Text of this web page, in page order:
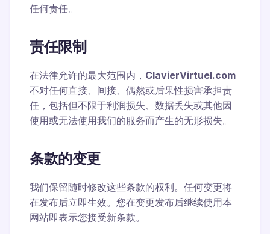
任何责任。
责任限制
在法律允许的最大范围内， ClavierVirtuel.com
不对任何直接、间接、偶然或后果性损害承担责
任，包括但不限于利润损失、数据丢失或其他因
使用或无法使用我们的服务而产生的无形损失。
条款的变更
我们保留随时修改这些条款的权利。任何变更将
在发布后立即生效。您在变更发布后继续使用本
网站即表示您接受新条款。